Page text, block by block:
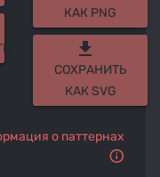
КАК PNG
get_app
СОХРАНИТЬ
КАК SVG
о паттернах